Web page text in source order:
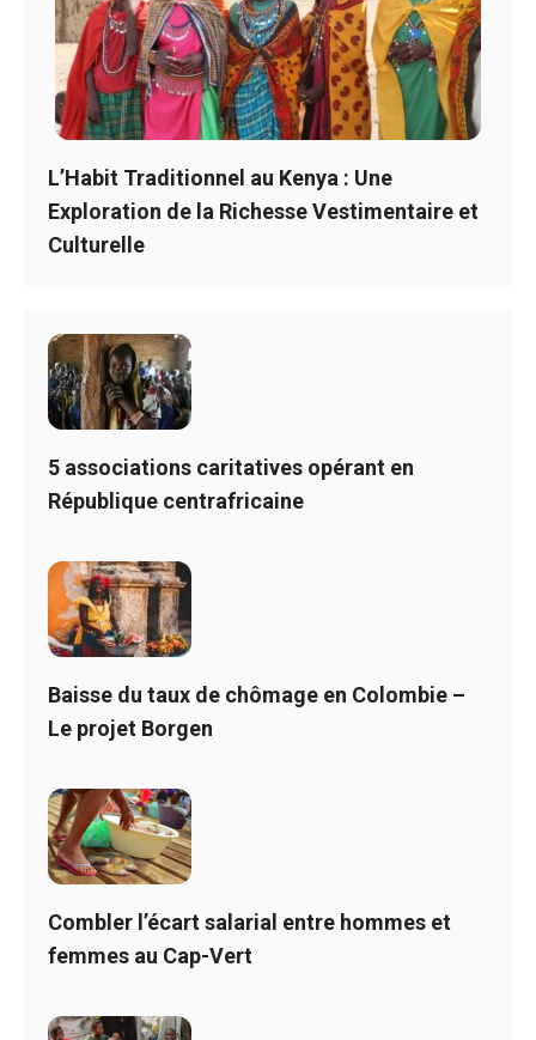
L’Habit Traditionnel au Kenya : Une
Exploration de la Richesse Vestimentaire et
Culturelle
5 associations caritatives opérant en
République centrafricaine
Baisse du taux de chômage en Colombie –
Le projet Borgen
Combler l’écart salarial entre hommes et
femmes au Cap-Vert